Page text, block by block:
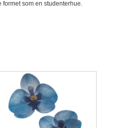
formet som en studenterhue.